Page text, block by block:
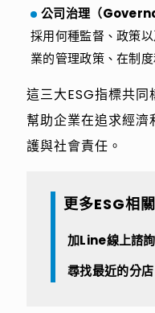
公司治理（
採用何種監督、政策
業的管理政策、在制
這三大ESG指標共同
幫助企業在追求經
護與社會責任。
更多ESG相
加Line線上諮詢
尋找最近的分